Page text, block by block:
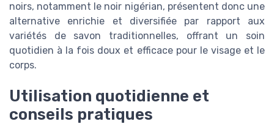
noirs, notamment le noir nigérian, présentent donc une
alternative enrichie et diversifiée par rapport aux
variétés de savon traditionnelles, offrant un soin
quotidien à la fois doux et efficace pour le visage et le
corps.
Utilisation quotidienne et
conseils pratiques